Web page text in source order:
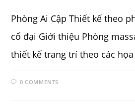
Phòng Ai Cập Thiết kế theo
cổ đại Giới thiệu Phòng
thiết kế trang trí theo các
0 COMMENTS